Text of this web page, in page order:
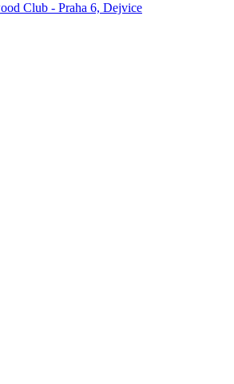
Club - Praha 6, Dejvice